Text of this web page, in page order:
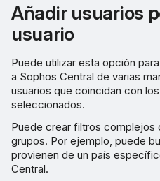
Añadir usuarios
usuario
Puede utilizar esta opción
a Sophos Central de varias
usuarios que coincidan con
seleccionados.
Puede crear filtros complejos
grupos. Por ejemplo, puede
provienen de un país
Central.